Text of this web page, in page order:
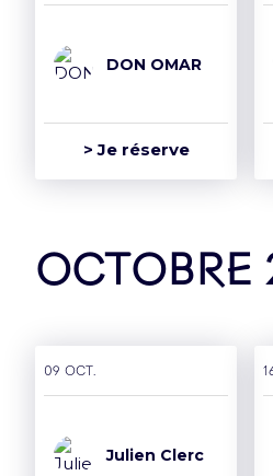
DON OMAR
> Je réserve
octobre
09 oct.
Julien Clerc